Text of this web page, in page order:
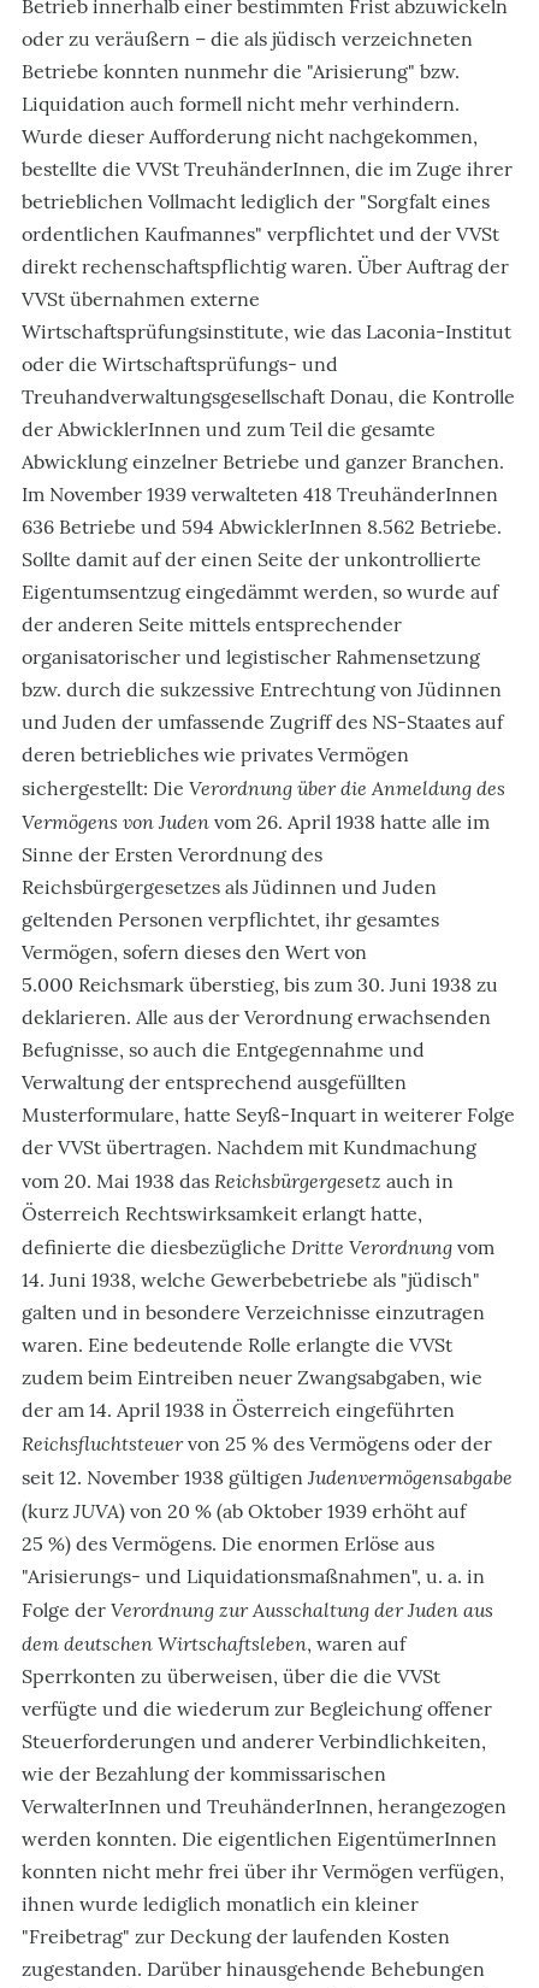
Betrieb innerhalb einer bestimmten Frist abzuwickeln
oder zu veräußern – die als jüdisch verzeichneten
Betriebe konnten nunmehr die "Arisierung" bzw.
Liquidation auch formell nicht mehr verhindern.
Wurde dieser Aufforderung nicht nachgekommen,
bestellte die VVSt TreuhänderInnen, die im Zuge ihrer
betrieblichen Vollmacht lediglich der "Sorgfalt eines
ordentlichen Kaufmannes" verpflichtet und der VVSt
direkt rechenschaftspflichtig waren. Über Auftrag der
VVSt übernahmen externe
Wirtschaftsprüfungsinstitute, wie das Laconia-Institut
oder die Wirtschaftsprüfungs- und
Treuhandverwaltungsgesellschaft Donau, die Kontrolle
der AbwicklerInnen und zum Teil die gesamte
Abwicklung einzelner Betriebe und ganzer Branchen.
Im November 1939 verwalteten 418 TreuhänderInnen
636 Betriebe und 594 AbwicklerInnen 8.562 Betriebe.
Sollte damit auf der einen Seite der unkontrollierte
Eigentumsentzug eingedämmt werden, so wurde auf
der anderen Seite mittels entsprechender
organisatorischer und legistischer Rahmensetzung
bzw. durch die sukzessive Entrechtung von Jüdinnen
und Juden der umfassende Zugriff des NS-Staates auf
deren betriebliches wie privates Vermögen
sichergestellt: Die Verordnung über die Anmeldung des
Vermögens von Juden vom 26. April 1938 hatte alle im
Sinne der Ersten Verordnung des
Reichsbürgergesetzes als Jüdinnen und Juden
geltenden Personen verpflichtet, ihr gesamtes
Vermögen, sofern dieses den Wert von
5.000 Reichsmark überstieg, bis zum 30. Juni 1938 zu
deklarieren. Alle aus der Verordnung erwachsenden
Befugnisse, so auch die Entgegennahme und
Verwaltung der entsprechend ausgefüllten
Musterformulare, hatte Seyß-Inquart in weiterer Folge
der VVSt übertragen. Nachdem mit Kundmachung
vom 20. Mai 1938 das Reichsbürgergesetz auch in
Österreich Rechtswirksamkeit erlangt hatte,
definierte die diesbezügliche Dritte Verordnung vom
14. Juni 1938, welche Gewerbebetriebe als "jüdisch"
galten und in besondere Verzeichnisse einzutragen
waren. Eine bedeutende Rolle erlangte die VVSt
zudem beim Eintreiben neuer Zwangsabgaben, wie
der am 14. April 1938 in Österreich eingeführten
Reichsfluchtsteuervon 25 % des Vermögens oder der
seit 12. November 1938 gültigen Judenvermögensabgabe
(kurz JUVA) von 20 % (ab Oktober 1939 erhöht auf
25 %) des Vermögens. Die enormen Erlöse aus
"Arisierungs- und Liquidationsmaßnahmen", u. a. in
Folge der Verordnung zur Ausschaltung der Juden aus
dem deutschen Wirtschaftsleben, waren auf
Sperrkonten zu überweisen, über die die VVSt
verfügte und die wiederum zur Begleichung offener
Steuerforderungen und anderer Verbindlichkeiten,
wie der Bezahlung der kommissarischen
VerwalterInnen und TreuhänderInnen, herangezogen
werden konnten. Die eigentlichen EigentümerInnen
konnten nicht mehr frei über ihr Vermögen verfügen,
ihnen wurde lediglich monatlich ein kleiner
"Freibetrag" zur Deckung der laufenden Kosten
zugestanden. Darüber hinausgehende Behebungen